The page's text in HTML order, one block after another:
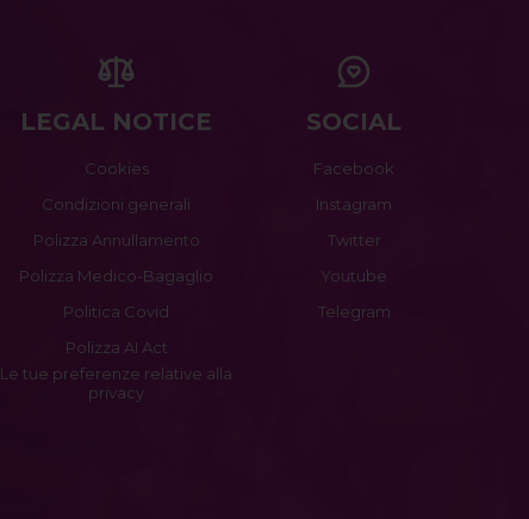
LEGAL NOTICE
Cookies
Condizioni generali
Polizza Annullamento
Polizza Medico-Bagaglio
Politica Covid
Polizza AI Act
Le tue preferenze relative alla
privacy
SOCIAL
Facebook
Instagram
Twitter
Youtube
Telegram